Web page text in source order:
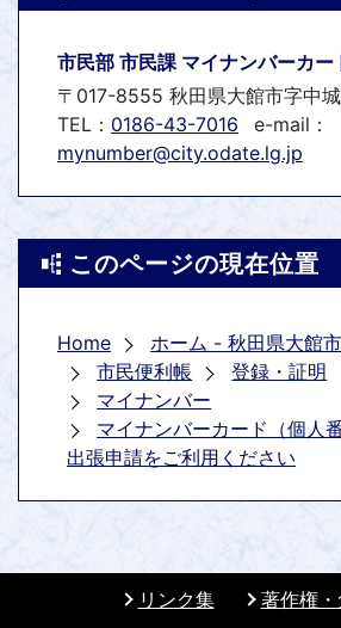
市民部 市民課 マイナンバーカー
〒017-8555 秋田県大館市字中
TEL： 0186-43-7016
e-mail：
mynumber@city.odate.lg.jp
このページの現在位置
Home
ホーム - 秋田県大館市
市民便利帳
登録・証明
マイナンバー
マイナンバーカード（個人
出張申請をご利用ください
リンク集 著作権